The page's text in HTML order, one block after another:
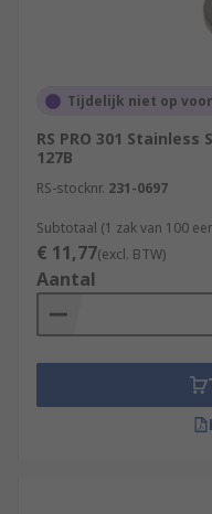
Tijdelijk niet op
RS PRO 301
127B
RS-stocknr. 231-0697
Subtotaal (1 zak van 100
€ 11,77(excl. BTW)
Aantal